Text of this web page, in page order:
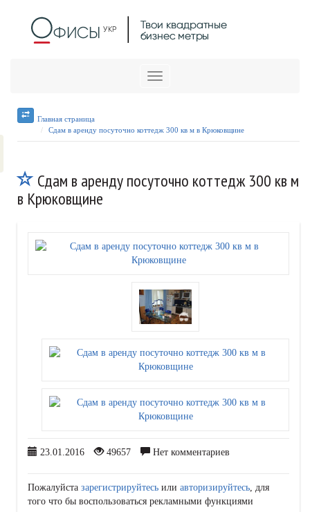
Меню
Главная страница
Сдам в аренду посуточно коттедж 300 кв м в Крюковщине
Сдам в аренду посуточно коттедж 300 кв м
в Крюковщине
23.01.2016 49657 Нет комментариев
Пожалуйста зарегистрируйтесь или авторизируйтесь, для
того что бы воспользоваться рекламными функциями